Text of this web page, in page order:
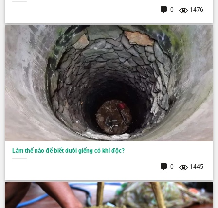
0 1476
Làm thế nào để biết dưới giếng có khí độc?
0 1445